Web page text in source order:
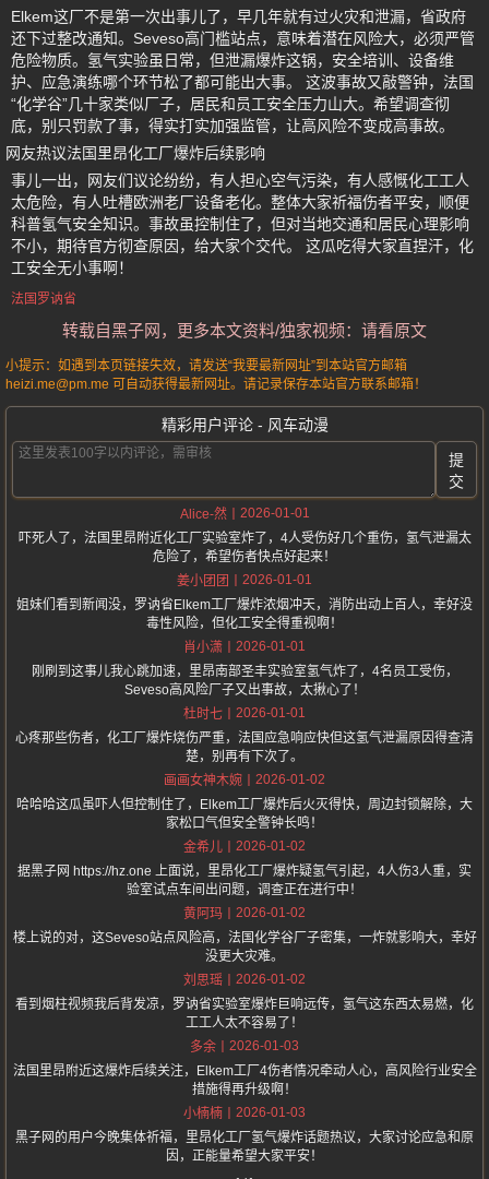
Elkem这厂不是第一次出事儿了，早几年就有过火灾和泄漏，省政府
还下过整改通知。Seveso高门槛站点，意味着潜在风险大，必须严管
危险物质。氢气实验虽日常，但泄漏爆炸这锅，安全培训、设备维
护、应急演练哪个环节松了都可能出大事。 这波事故又敲警钟，法国
“化学谷”几十家类似厂子，居民和员工安全压力山大。希望调查彻
底，别只罚款了事，得实打实加强监管，让高风险不变成高事故。
网友热议法国里昂化工厂爆炸后续影响
事儿一出，网友们议论纷纷，有人担心空气污染，有人感慨化工工人
太危险，有人吐槽欧洲老厂设备老化。整体大家祈福伤者平安，顺便
科普氢气安全知识。事故虽控制住了，但对当地交通和居民心理影响
不小，期待官方彻查原因，给大家个交代。 这瓜吃得大家直捏汗，化
工安全无小事啊！
法国罗讷省
转载自黑子网，更多本文资料/独家视频：请看原文
小提示：如遇到本页链接失效，请发送“我要最新网址”到本站官方邮箱
heizi.me@pm.me 可自动获得最新网址。请记录保存本站官方联系邮箱！
精彩用户评论 - 风车动漫
提
交
Alice-然
2026-01-01
吓死人了，法国里昂附近化工厂实验室炸了，4人受伤好几个重伤，氢气泄漏太
危险了，希望伤者快点好起来！
姜小团团
2026-01-01
姐妹们看到新闻没，罗讷省Elkem工厂爆炸浓烟冲天，消防出动上百人，幸好没
毒性风险，但化工安全得重视啊！
肖小潇
2026-01-01
刚刷到这事儿我心跳加速，里昂南部圣丰实验室氢气炸了，4名员工受伤，
Seveso高风险厂子又出事故，太揪心了！
杜时七
2026-01-01
心疼那些伤者，化工厂爆炸烧伤严重，法国应急响应快但这氢气泄漏原因得查清
楚，别再有下次了。
画画女神木婉
2026-01-02
哈哈哈这瓜虽吓人但控制住了，Elkem工厂爆炸后火灭得快，周边封锁解除，大
家松口气但安全警钟长鸣！
金希儿
2026-01-02
据黑子网 https://hz.one 上面说，里昂化工厂爆炸疑氢气引起，4人伤3人重，实
验室试点车间出问题，调查正在进行中！
黄阿玛
2026-01-02
楼上说的对，这Seveso站点风险高，法国化学谷厂子密集，一炸就影响大，幸好
没更大灾难。
刘思瑶
2026-01-02
看到烟柱视频我后背发凉，罗讷省实验室爆炸巨响远传，氢气这东西太易燃，化
工工人太不容易了！
多余
2026-01-03
法国里昂附近这爆炸后续关注，Elkem工厂4伤者情况牵动人心，高风险行业安全
措施得再升级啊！
小楠楠
2026-01-03
黑子网的用户今晚集体祈福，里昂化工厂氢气爆炸话题热议，大家讨论应急和原
因，正能量希望大家平安！